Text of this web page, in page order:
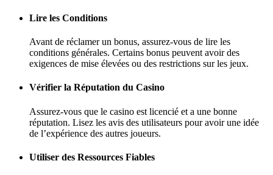
Lire les Conditions
Avant de réclamer un bonus, assurez-vous de lire les
conditions générales. Certains bonus peuvent avoir des
exigences de mise élevées ou des restrictions sur les jeux.
Vérifier la Réputation du Casino
Assurez-vous que le casino est licencié et a une bonne
réputation. Lisez les avis des utilisateurs pour avoir une idée
de l’expérience des autres joueurs.
Utiliser des Ressources Fiables